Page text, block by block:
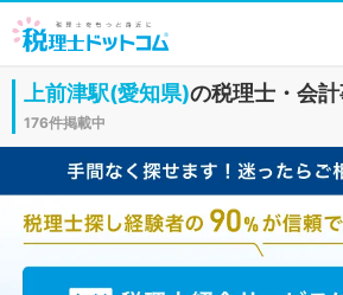
上前津駅(愛知県)の税理士・会
176件掲載中